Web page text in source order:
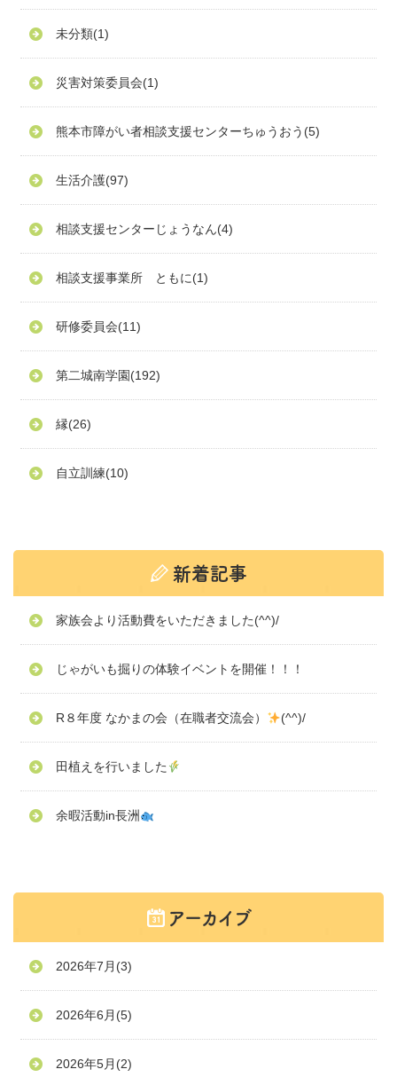
未分類(1)
災害対策委員会(1)
熊本市障がい者相談支援センターちゅうおう (5)
生活介護(97)
相談支援センターじょうなん(4)
相談支援事業所 ともに(1)
研修委員会(11)
第二城南学園(192)
縁(26)
自立訓練(10)
家族会より活動費をいただきました(^^)/
じゃがいも掘りの体験イベントを開催！！！
R８年度 なかまの会（在職者交流会） (^^)/
田植えを行いました
余暇活動in長洲
2026年7月 (3)
2026年6月 (5)
2026年5月 (2)